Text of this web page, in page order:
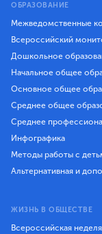
ОБРАЗОВАНИЕ
Межведомственные
Всероссийский
Дошкольное
Начальное общее
Основное общее
Среднее общее
Среднее
Инфографика
Методы работы с
Альтернативная и
ЖИЗНЬ В ОБЩЕСТВЕ
Всероссийская